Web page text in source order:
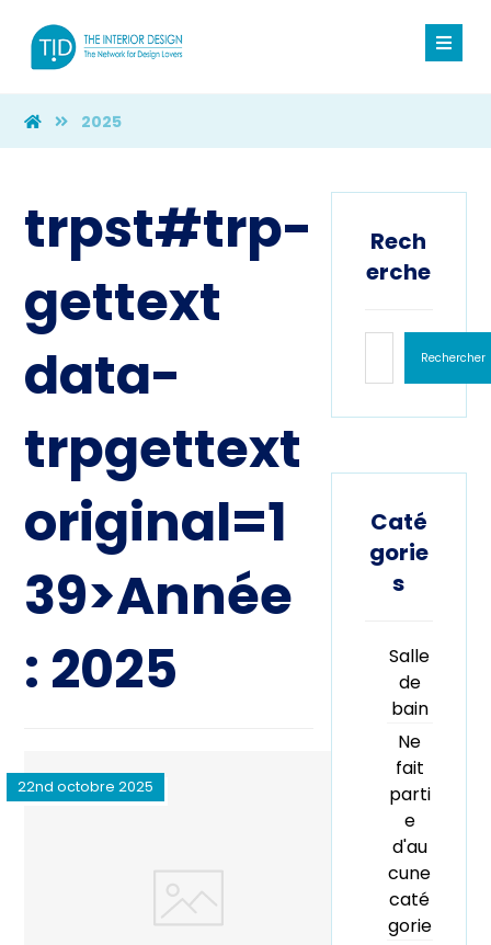
2025
trpst#trp-
gettext
data-
trpgettext
original=1
39>Année
: 2025
22nd octobre 2025
Rech
erche
Rechercher
Caté
gorie
s
Salle
de
bain
Ne
fait
parti
e
d'au
cune
caté
gorie